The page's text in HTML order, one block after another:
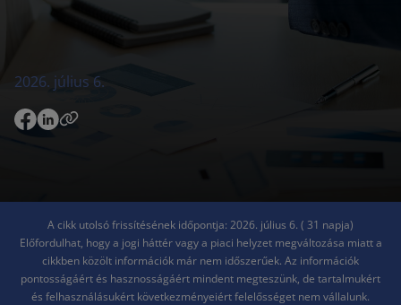
2026. július 6.
A cikk utolsó frissítésének időpontja: 2026. július 6. ( 31 napja)
Előfordulhat, hogy a jogi háttér vagy a piaci helyzet megváltozása miatt a
cikkben közölt információk már nem időszerűek. Az információk
pontosságáért és hasznosságáért mindent megteszünk, de tartalmukért
és felhasználásukért következményeiért felelősséget nem vállalunk.